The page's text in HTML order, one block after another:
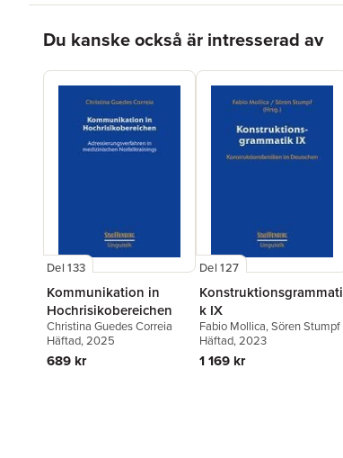
Du kanske också är intresserad av
Del 133
Kommunikation in
Hochrisikobereichen
Christina Guedes Correia
Häftad, 2025
689 kr
Del 127
Konstruktionsgrammati
k IX
Fabio Mollica,Sören Stumpf
Häftad, 2023
1 169 kr